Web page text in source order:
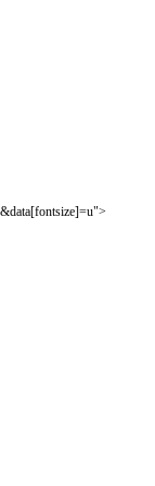
&data[fontsize]=u">